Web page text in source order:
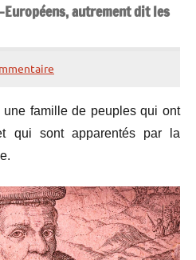
autrement dit les
une famille de peuples qui ont
qui sont apparentés par la